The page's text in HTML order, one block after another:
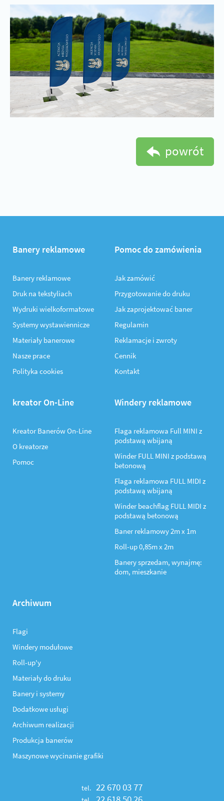
powrót
Banery reklamowe
Banery reklamowe
Druk na tekstyliach
Wydruki wielkoformatowe
Systemy wystawiennicze
Materiały banerowe
Nasze prace
Polityka cookies
Pomoc do zamówienia
Jak zamówić
Przygotowanie do druku
Jak zaprojektować baner
Regulamin
Reklamacje i zwroty
Cennik
Kontakt
kreator On-Line
Kreator Banerów On-Line
O kreatorze
Pomoc
Windery reklamowe
Flaga reklamowa Full MINI z
podstawą wbijaną
Winder FULL MINI z podstawą
betonową
Flaga reklamowa FULL MIDI z
podstawą wbijaną
Winder beachflag FULL MIDI z
podstawą betonową
Baner reklamowy 2m x 1m
Roll-up 0,85m x 2m
Banery sprzedam, wynajmę:
dom, mieszkanie
Archiwum
Flagi
Windery modułowe
Roll-up'y
Materiały do druku
Banery i systemy
Dodatkowe usługi
Archiwum realizacji
Produkcja banerów
Maszynowe wycinanie grafiki
tel. 22 670 03 77